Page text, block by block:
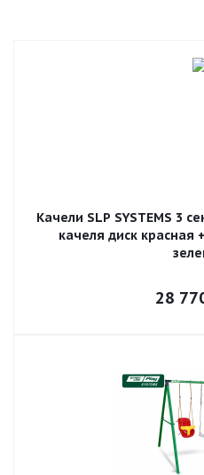
Качели SLP SYSTEMS 3
качеля диск красная
28